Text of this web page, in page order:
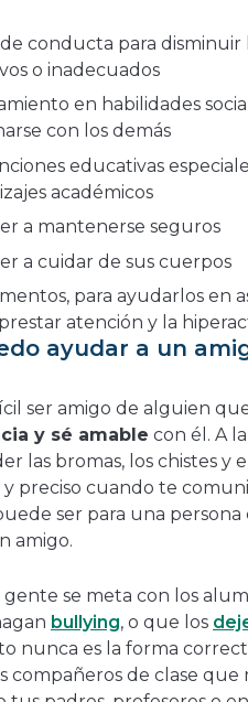
conducta para
o inadecuados
en habilidades
con los demás
educativas
académicos
a mantenerse seguros
a cuidar de sus cuerpos
para ayudarlos en
atención y la
ayudar a un
ser amigo de alguien
y sé amable con él. A
las bromas, los chistes y
preciso cuando te
ser para una
amigo.
gente se meta con los
bullying, o que los
nunca es la forma
compañeros de clase que